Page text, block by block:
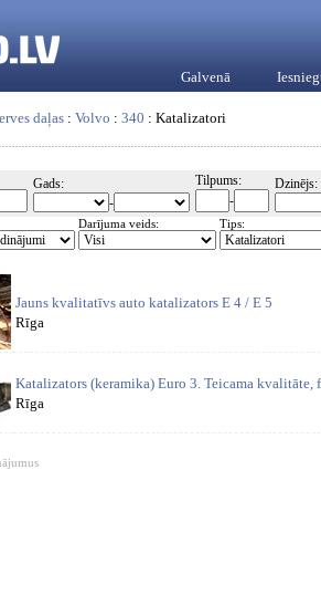
Galvenā
daļas : Volvo : 340 : Katalizatori
Gads:
-
Tilpums:
-
Dzinējs:
Darījuma veids: Tips:
Jauns kvalitatīvs auto katalizators E 4 / E 5
Rīga
Katalizators (keramika) Euro 3. Teicama kvalitāte,
Rīga